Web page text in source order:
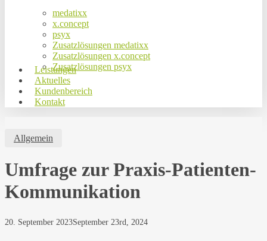
medatixx
x.concept
psyx
Zusatzlösungen medatixx
Zusatzlösungen x.concept
Zusatzlösungen psyx
Leistungen
Aktuelles
Kundenbereich
Kontakt
Allgemein
Umfrage zur Praxis-Patienten-
Kommunikation
20. September 2023September 23rd, 2024